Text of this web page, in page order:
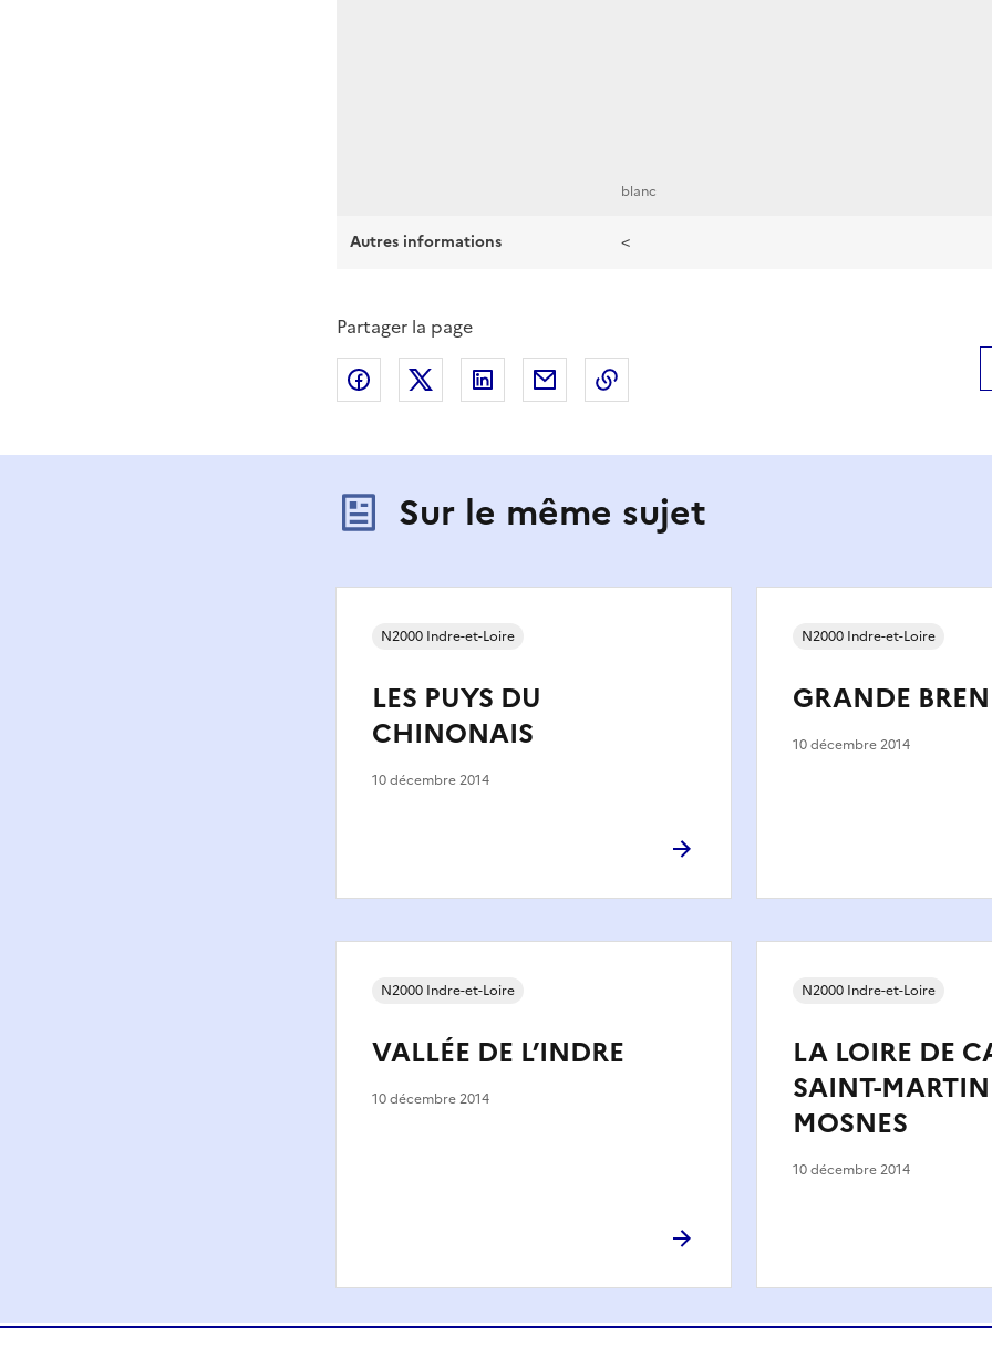
blanc
Autres informations <
Partager la page
Partager sur Facebook
Partager sur XPartager sur LinkedIn
Partager par emailCopier le lien de la page dans le presse-
Sur le même sujet
LES PUYS DU
CHINONAIS
N2000 Indre-et-Loire
10 décembre 2014
GRANDE
N2000 Indre-et-Loire
10 décembre 2014
VALLÉE DE L’INDRE
N2000 Indre-et-Loire
10 décembre 2014
LA LOIRE DE
SAINT-
MOSNES
N2000 Indre-et-Loire
10 décembre 2014